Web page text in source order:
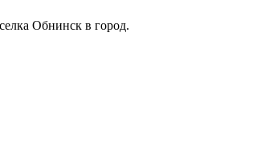
Обнинск в город.